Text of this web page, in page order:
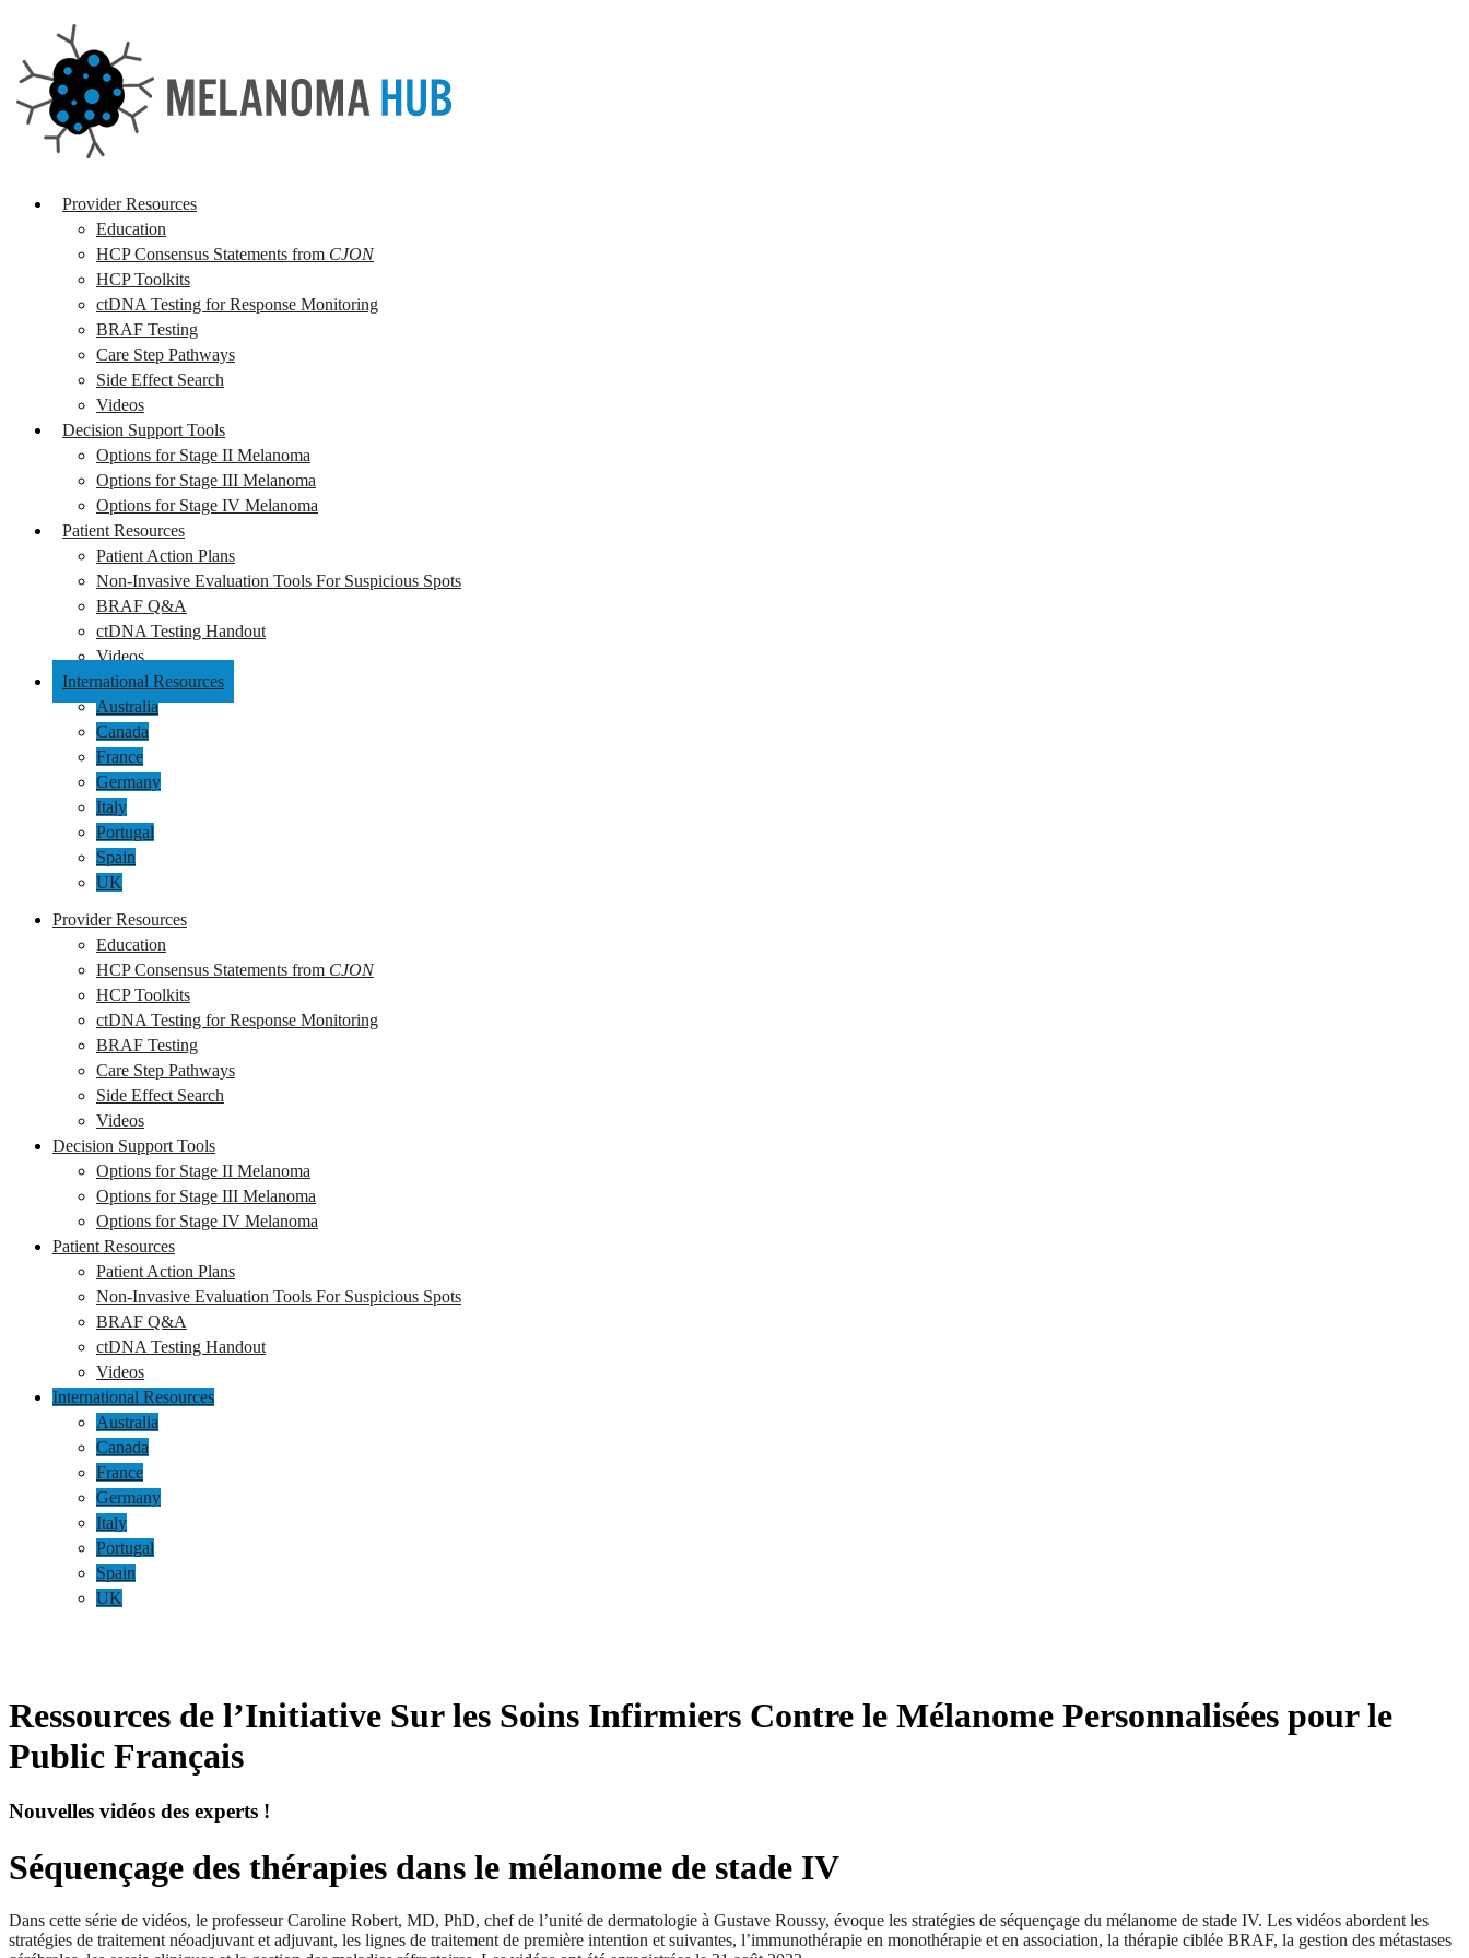
Provider Resources
Education
HCP Consensus Statements from CJON
HCP Toolkits
ctDNA Testing for Response Monitoring
BRAF Testing
Care Step Pathways
Side Effect Search
Videos
Decision Support Tools
Options for Stage II Melanoma
Options for Stage III Melanoma
Options for Stage IV Melanoma
Patient Resources
Patient Action Plans
Non-Invasive Evaluation Tools For Suspicious Spots
BRAF Q&A
ctDNA Testing Handout
Videos
International Resources
Australia
Canada
France
Germany
Italy
Portugal
Spain
UK
Provider Resources
Education
HCP Consensus Statements from CJON
HCP Toolkits
ctDNA Testing for Response Monitoring
BRAF Testing
Care Step Pathways
Side Effect Search
Videos
Decision Support Tools
Options for Stage II Melanoma
Options for Stage III Melanoma
Options for Stage IV Melanoma
Patient Resources
Patient Action Plans
Non-Invasive Evaluation Tools For Suspicious Spots
BRAF Q&A
ctDNA Testing Handout
Videos
International Resources
Australia
Canada
France
Germany
Italy
Portugal
Spain
UK
Ressources de l’Initiative Sur les Soins Infirmiers Contre le Mélanome Personnalisées pour le
Public Français
Nouvelles vidéos des experts !
Séquençage des thérapies dans le mélanome de stade IV
Dans cette série de vidéos, le professeur Caroline Robert, MD, PhD, chef de l’unité de dermatologie à Gustave Roussy, évoque les stratégies de séquençage du mélanome de stade IV. Les vidéos abordent les
stratégies de traitement néoadjuvant et adjuvant, les lignes de traitement de première intention et suivantes, l’immunothérapie en monothérapie et en association, la thérapie ciblée BRAF, la gestion des métastases